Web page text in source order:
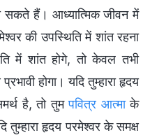
सकते हैं। आध्यात्मिक जीवन में
की उपस्थिति में शांत रहना
में शांत होगे, तो केवल तभी
होगा। यदि तुम्हारा हृदय
है, तो तुमपवित्र आत्माके
तुम्हारा हृदय परमेश्वर के समक्ष